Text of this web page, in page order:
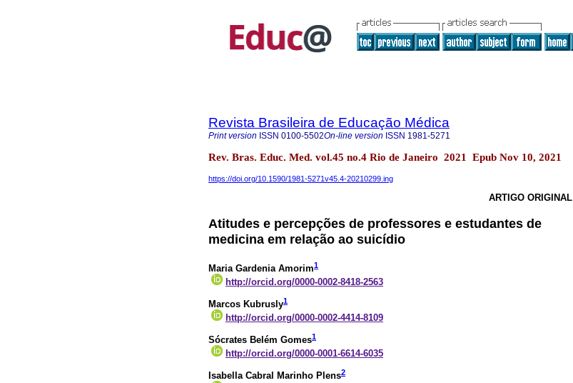
Revista Brasileira de Educação Médica
Print version ISSN 0100-5502On-line version ISSN 1981-5271
Rev. Bras. Educ. Med. vol.45 no.4 Rio de Janeiro 2021 Epub Nov 10, 2021
https://doi.org/10.1590/1981-5271v45.4-20210299.ing
ARTIGO ORIGINAL
Atitudes e percepções de professores e estudantes de
medicina em relação ao suicídio
Maria Gardenia Amorim1
http://orcid.org/0000-0002-8418-2563
Marcos Kubrusly1
http://orcid.org/0000-0002-4414-8109
Sócrates Belém Gomes1
http://orcid.org/0000-0001-6614-6035
Isabella Cabral Marinho Plens2